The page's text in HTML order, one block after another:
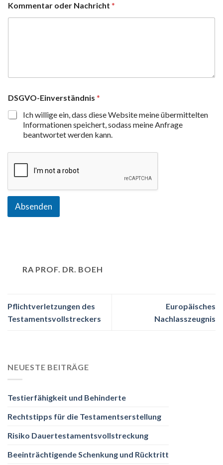
Kommentar oder Nachricht *
DSGVO-Einverständnis *
Ich willige ein, dass diese Website meine übermittelten
Informationen speichert, sodass meine Anfrage
beantwortet werden kann.
Absenden
RA PROF. DR. BOEH
Pflichtverletzungen des
Testamentsvollstreckers
Europäisches
Nachlasszeugnis
NEUESTE BEITRÄGE
Testierfähigkeit und Behinderte
Rechtstipps für die Testamentserstellung
Risiko Dauertestamentsvollstreckung
Beeinträchtigende Schenkung und Rücktritt